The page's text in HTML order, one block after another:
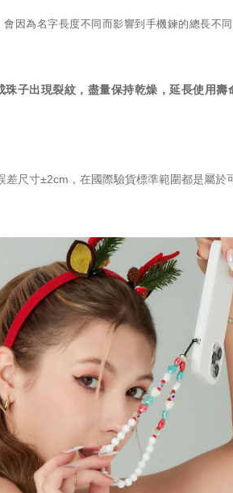
因為名字長度不同而影響到手機鍊的總長不
子出現裂紋，盡量保持乾燥，延長使用壽
尺寸±2cm，在國際驗貨標準範圍都是屬於